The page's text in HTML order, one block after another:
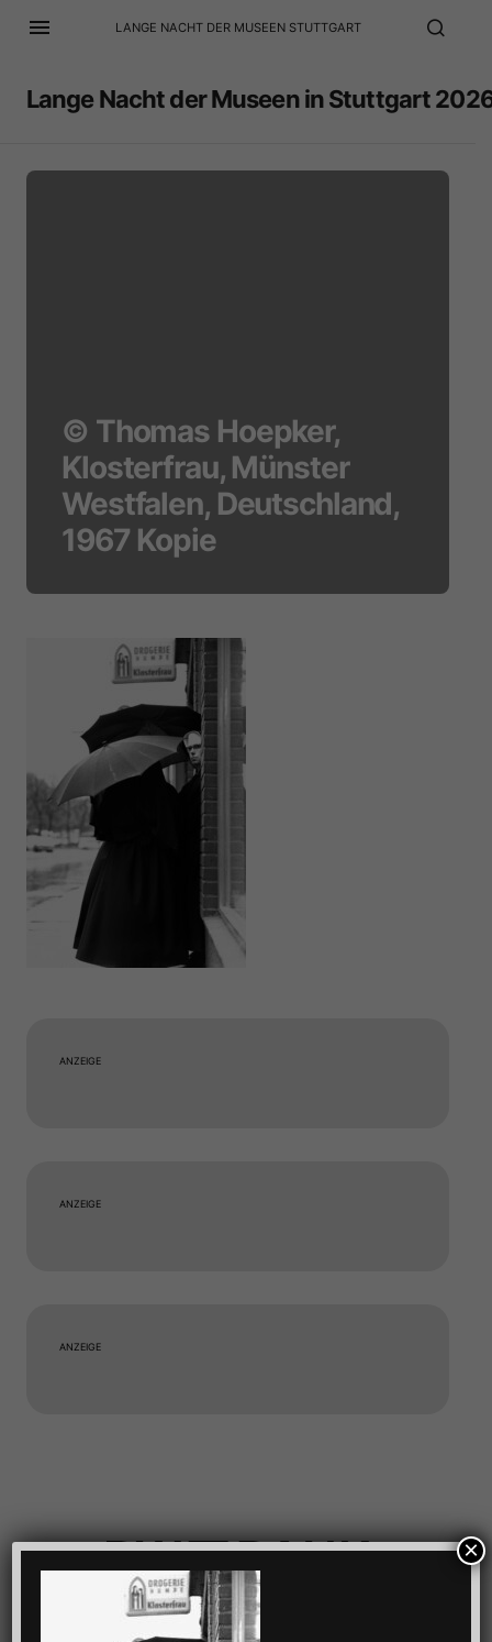
LANGE NACHT DER MUSEEN STUTTGART
Lange Nacht der Museen in Stuttgart
© Thomas Hoepker,
Klosterfrau, Münster
Westfalen, Deutschland,
1967 Kopie
ANZEIGE
ANZEIGE
ANZEIGE
×